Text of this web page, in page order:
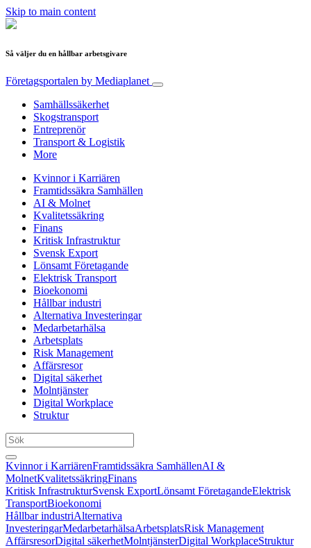
Skip to main content
Så väljer du en hållbar arbetsgivare
Företagsportalen by Mediaplanet
Samhällssäkerhet
Skogstransport
Entreprenör
Transport & Logistik
More
Kvinnor i Karriären
Framtidssäkra Samhällen
AI & Molnet
Kvalitetssäkring
Finans
Kritisk Infrastruktur
Svensk Export
Lönsamt Företagande
Elektrisk Transport
Bioekonomi
Hållbar industri
Alternativa Investeringar
Medarbetarhälsa
Arbetsplats
Risk Management
Affärsresor
Digital säkerhet
Molntjänster
Digital Workplace
Struktur
Kvinnor i KarriärenFramtidssäkra SamhällenAI &
MolnetKvalitetssäkringFinans
Kritisk InfrastrukturSvensk ExportLönsamt FöretagandeElektrisk
TransportBioekonomi
Hållbar industriAlternativa
InvesteringarMedarbetarhälsaArbetsplatsRisk Management
AffärsresorDigital säkerhetMolntjänsterDigital WorkplaceStruktur